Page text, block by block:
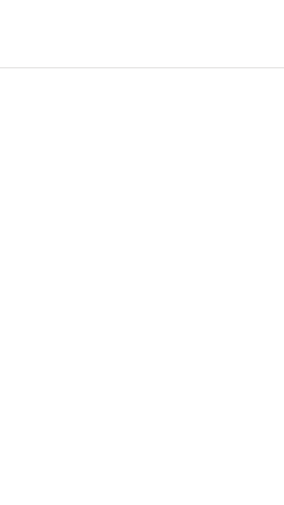
的公寓和主題客房
提供多樣化的住宿選擇，從設有小廚房的三臥室公寓
特色主題客房，應有盡有。